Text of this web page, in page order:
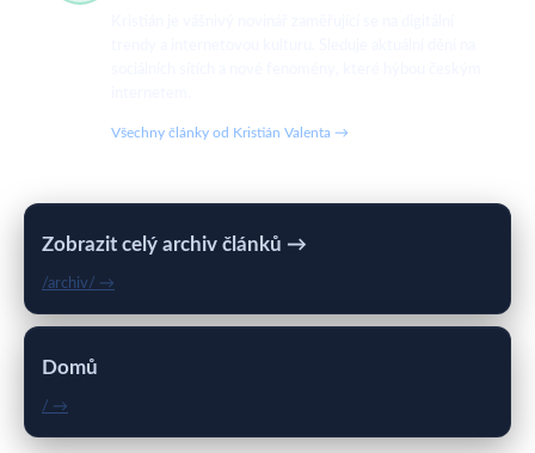
Všechny články od Kristián Valenta →
Zobrazit celý archiv článků →
/archiv/ →
Domů
/ →